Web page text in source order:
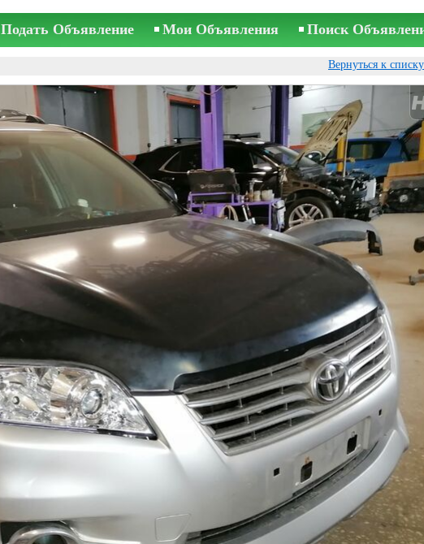
Подать Объявление Мои Объявления Поиск
Вернуться к